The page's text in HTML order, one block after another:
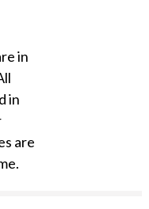
in
in
are